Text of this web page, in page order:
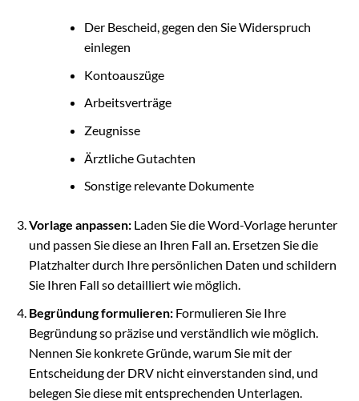
Der Bescheid, gegen den Sie Widerspruch
einlegen
Kontoauszüge
Arbeitsverträge
Zeugnisse
Ärztliche Gutachten
Sonstige relevante Dokumente
Vorlage anpassen:Laden Sie die Word-Vorlage herunter
und passen Sie diese an Ihren Fall an. Ersetzen Sie die
Platzhalter durch Ihre persönlichen Daten und schildern
Sie Ihren Fall so detailliert wie möglich.
Begründung formulieren:Formulieren Sie Ihre
Begründung so präzise und verständlich wie möglich.
Nennen Sie konkrete Gründe, warum Sie mit der
Entscheidung der DRV nicht einverstanden sind, und
belegen Sie diese mit entsprechenden Unterlagen.